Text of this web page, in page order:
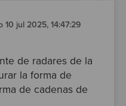
10 jul 2025, 14:47:29
de radares de la
la forma de
de cadenas de